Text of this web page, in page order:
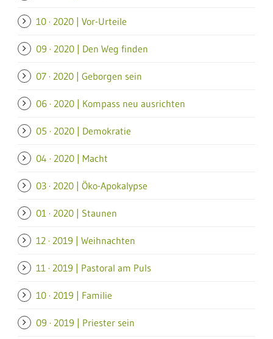
10 · 2020 | Vor-Urteile
09 · 2020 | Den Weg finden
07 · 2020 | Geborgen sein
06 · 2020 | Kompass neu ausrichten
05 · 2020 | Demokratie
04 · 2020 | Macht
03 · 2020 | Öko-Apokalypse
01 · 2020 | Staunen
12 · 2019 | Weihnachten
11 · 2019 | Pastoral am Puls
10 · 2019 | Familie
09 · 2019 | Priester sein